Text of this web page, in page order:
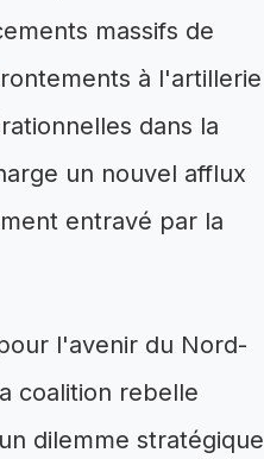
massifs de
à l'artillerie
dans la
un nouvel afflux
entravé par la
l'avenir du Nord-
coalition rebelle
dilemme stratégique